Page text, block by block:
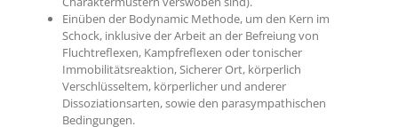
Einüben der Bodynamic Methode, um den Kern im
Schock, inklusive der Arbeit an der Befreiung von
Fluchtreflexen, Kampfreflexen oder tonischer
Immobilitätsreaktion, Sicherer Ort, körperlich
Verschlüsseltem, körperlicher und anderer
Dissoziationsarten, sowie den parasympathischen
Bedingungen.